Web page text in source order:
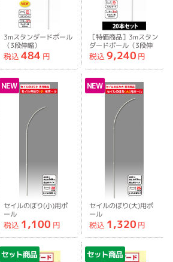
3mスタンダードポール
（3段伸縮）
税込 484 円
［特価商品］3mスタン
ダードポール（3段伸
縮）［20本セット］
税込 9,240 円
NEW
セイルのぼり(小)用ポ
ール
税込 1,100 円
NEW
セイルのぼり(大)用ポ
ール
税込 1,320 円
セット商品 セット商品